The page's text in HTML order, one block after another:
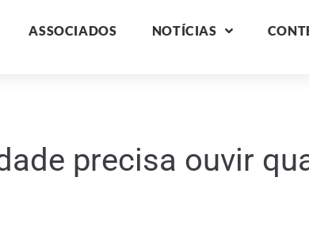
ASSOCIADOS NOTÍCIAS
precisa ouvir